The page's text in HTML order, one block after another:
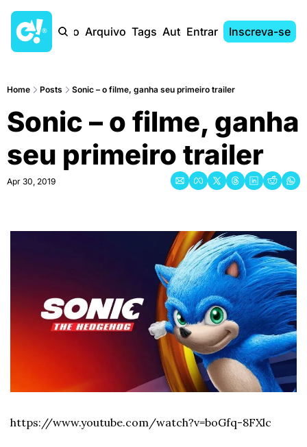
Início Arquivo Tags AutoresEntrar Inscreva-se
Home Posts Sonic – o filme, ganha seu primeiro trailer
Sonic – o filme, ganha
seu primeiro trailer
Apr 30, 2019
https://www.youtube.com/watch?v=boGfq-8FXlc